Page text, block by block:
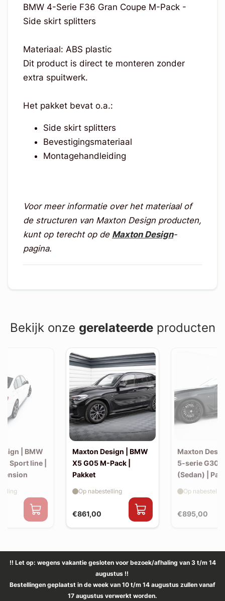
BMW 4-Serie F36 Gran Coupe M-Pack -
Side skirt splitters
Materiaal: ABS plastic
Dit product is direct te monteren zonder
extra spuitwerk.
Het pakket bevat o.a.:
Side skirt splitters
Bevestigingsmateriaal
Montagehandleiding
Voor meer informatie over het materiaal of
de structuren van Maxton Design producten,
kunt op terecht op de Maxton Design-
pagina.
Bekijk onze gerelateerdeproducten
| BMW
Sport line |
Maxton Design | BMW
X5 G05 M-Pack |
Pakket
€861,00
Op nabestelling
Maxton
5-serie G30
(Sedan) |
€895,00
Op
!! Let op: wegens vakantie gesloten voor bezoek/afhaling van 3 t/m 14
augustus !!
Bestellingen geplaatst in de week van 10 t/m 14 augustus zullen vanaf
17 augustus verwerkt worden.